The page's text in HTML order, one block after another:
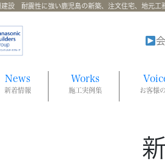
設 耐震性に強い鹿児島の新築、注文住宅、地元工
News
新着情報
Works
施工実例集 お客様